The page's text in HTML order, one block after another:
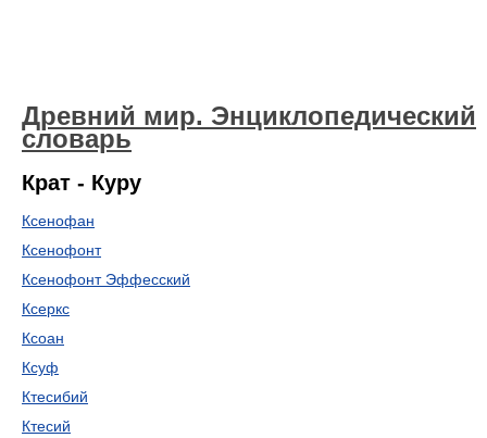
Древний мир. Энциклопедический
словарь
Крат - Куру
Ксенофан
Ксенофонт
Ксенофонт Эффесский
Ксеркс
Ксоан
Ксуф
Ктесибий
Ктесий